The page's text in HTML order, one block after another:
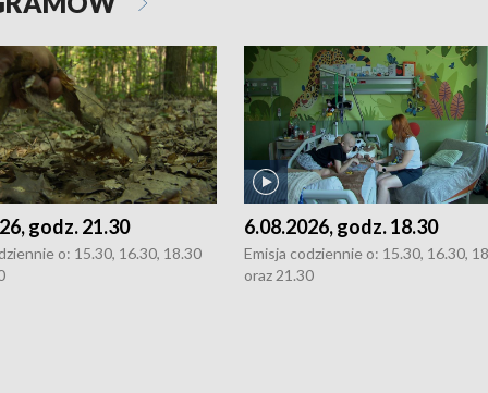
godz. 21.30
o: 15.30, 16.30, 18.30
6.08.2026, godz. 18.30
Emisja codziennie o: 15.30, 16.30,
oraz 21.30